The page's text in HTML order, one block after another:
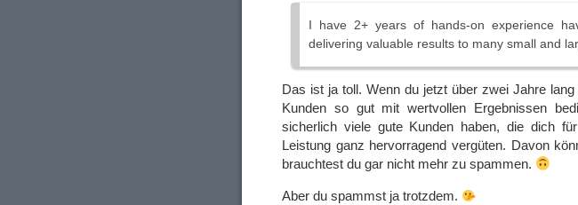
I have 2+ years of hands-on experience
delivering valuable results to many small and
Das ist ja toll. Wenn du jetzt über zwei Jahre
Kunden so gut mit wertvollen Ergebnissen
sicherlich viele gute Kunden haben, die dich
Leistung ganz hervorragend vergüten. Davon
brauchtest du gar nicht mehr zu spammen.
Aber du spammst ja trotzdem.